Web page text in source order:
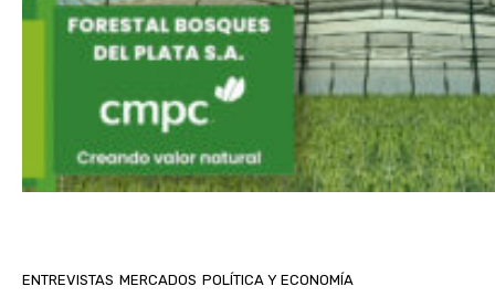
ENTREVISTAS MERCADOS POLÍTICA Y ECONOMÍA